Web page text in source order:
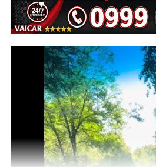
експертиза относно
възникналото
На полицейските органи са
издирвателни мероприятия,
установяване на предходно
на инкриминираната дата
средства, с евентуално
компрометиране на пътната
Във връзка с изясняване на